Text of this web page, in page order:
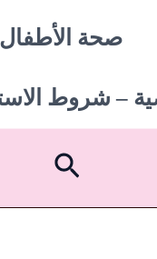
صحة الأطفال
– شروط
البحث